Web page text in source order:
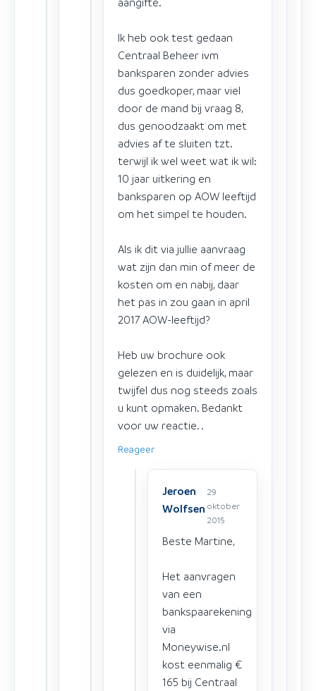
Ik heb ook test gedaan
Centraal Beheer ivm
banksparen zonder advies
dus goedkoper, maar viel
door de mand bij vraag 8,
dus genoodzaakt om met
advies af te sluiten tzt.
terwijl ik wel weet wat ik wil:
10 jaar uitkering en
banksparen op AOW leeftijd
om het simpel te houden.
Als ik dit via jullie aanvraag
wat zijn dan min of meer de
kosten om en nabij, daar
het pas in zou gaan in april
2017 AOW-leeftijd?
Heb uw brochure ook
gelezen en is duidelijk, maar
twijfel dus nog steeds zoals
u kunt opmaken. Bedankt
voor uw reactie. .
Reageer
Jeroen
Wolfsen
29
oktober
2015
Beste Martine,
Het aanvragen
van een
bankspaarekening
via
Moneywise.nl
kost eenmalig €
165 bij Centraal